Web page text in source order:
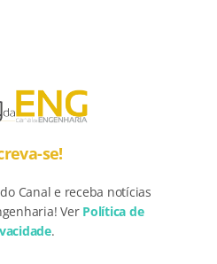
se!
Canal e receba notícias
Ver Política de
.